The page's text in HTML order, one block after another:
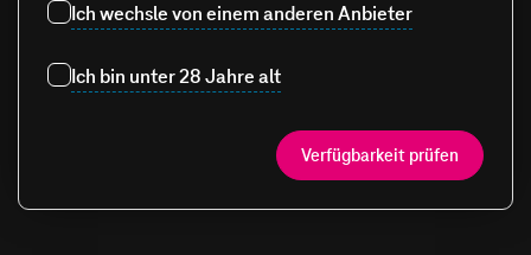
Ich wechsle von einem anderen Anbieter
Ich bin unter 28 Jahre alt
Verfügbarkeit prüfen